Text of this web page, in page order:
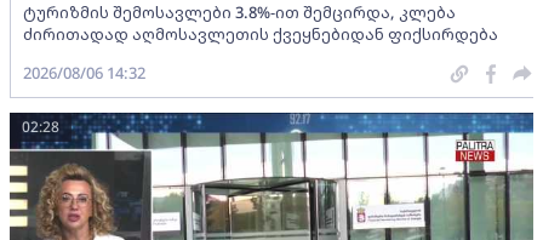
ტურიზმის შემოსავლები 3.8%-ით შემცირდა, კლება
ძირითადად აღმოსავლეთის ქვეყნებიდან ფიქსირდება
2026/08/06 14:32
02:28